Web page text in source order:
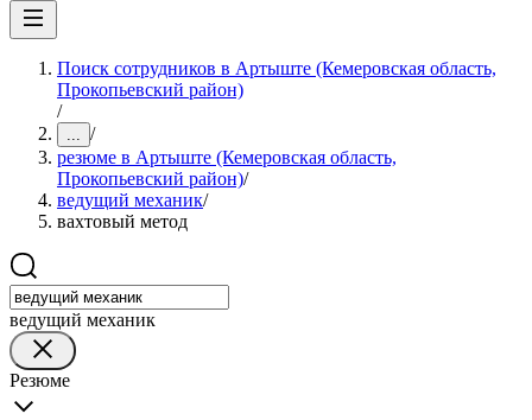
Поиск сотрудников в Артыште (Кемеровская область,
Прокопьевский район)
/
... /
резюме в Артыште (Кемеровская область,
Прокопьевский район)/
ведущий механик/
вахтовый метод
ведущий механик
Резюме